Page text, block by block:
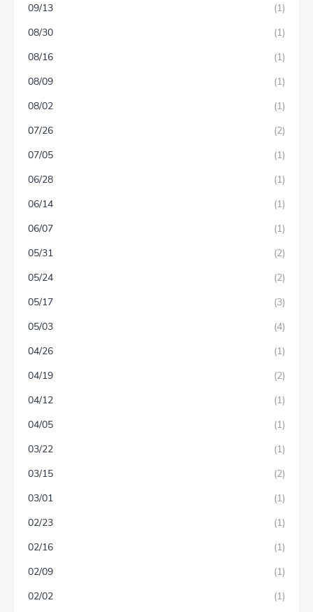
09/13
(1)
08/30
(1)
08/16
(1)
08/09
(1)
08/02
(1)
07/26
(2)
07/05
(1)
06/28
(1)
06/14
(1)
06/07
(1)
05/31
(2)
05/24
(2)
05/17
(3)
05/03
(4)
04/26
(1)
04/19
(2)
04/12
(1)
04/05
(1)
03/22
(1)
03/15
(2)
03/01
(1)
02/23
(1)
02/16
(1)
02/09
(1)
02/02
(1)